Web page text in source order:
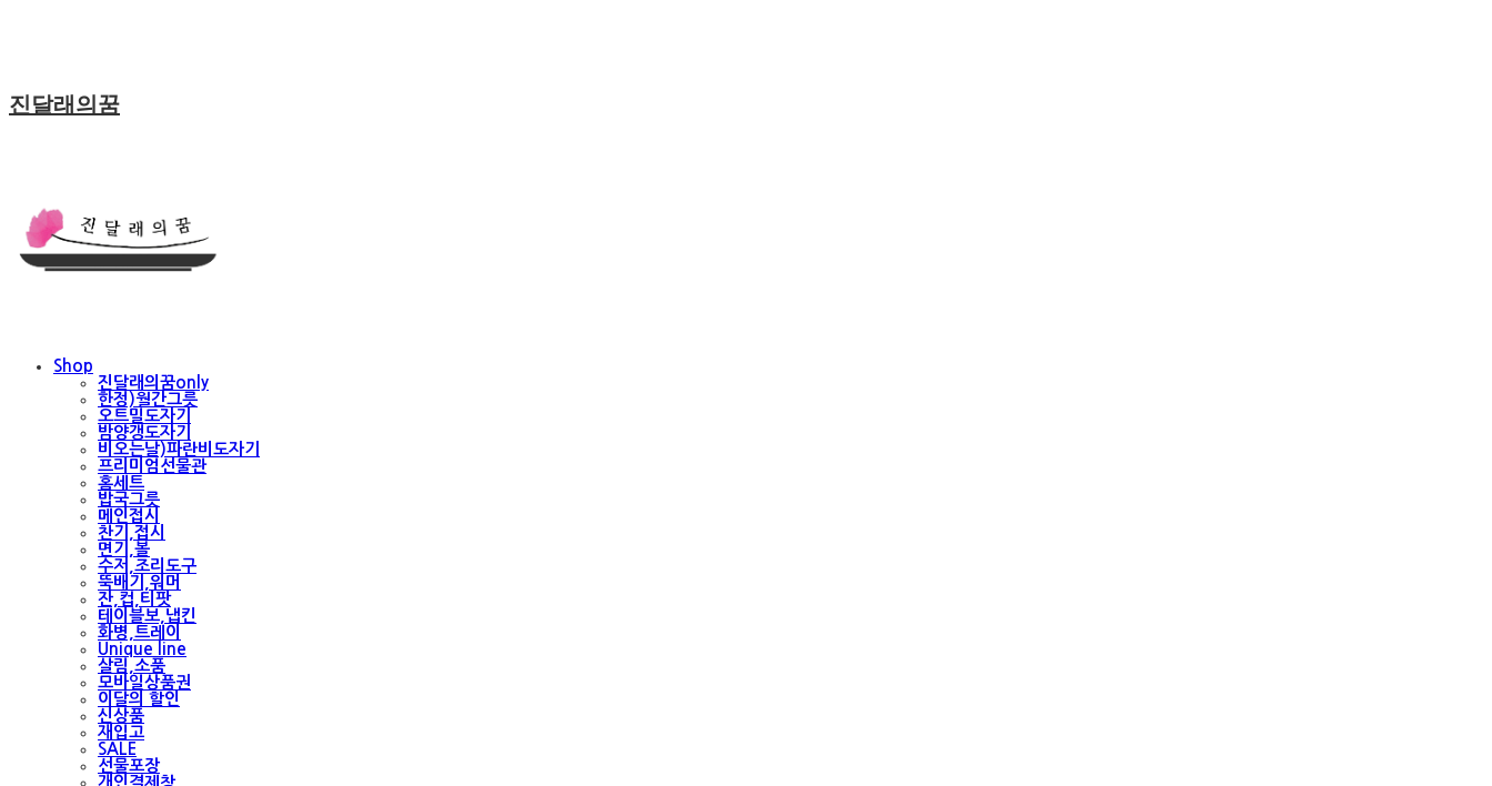
진달래의꿈
Shop
진달래의꿈only
한정)월간그릇
오트밀도자기
밤양갱도자기
비오는날)파란비도자기
프리미엄선물관
홈세트
밥국그릇
메인접시
찬기,접시
면기,볼
수저,조리도구
뚝배기,워머
잔,컵,티팟
테이블보,냅킨
화병,트레이
Unique line
살림,소품
모바일상품권
이달의 할인
신상품
재입고
SALE
선물포장
개인결제창